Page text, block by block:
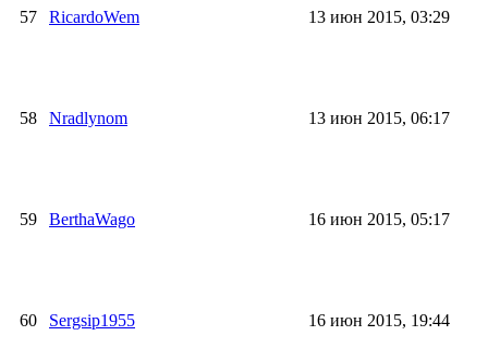
57 RicardoWem 13 июн 2015, 03:29
58 Nradlynom 13 июн 2015, 06:17
59 BerthaWago 16 июн 2015, 05:17
60 Sergsip1955 16 июн 2015, 19:44